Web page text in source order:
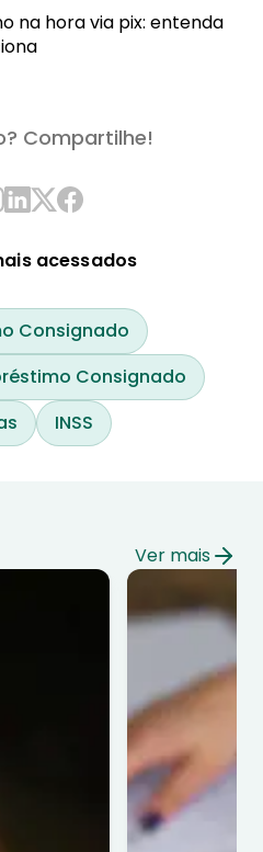
na hora via pix: entenda
Compartilhe!
acessados
Consignado
Consignado
INSS
Ver mais